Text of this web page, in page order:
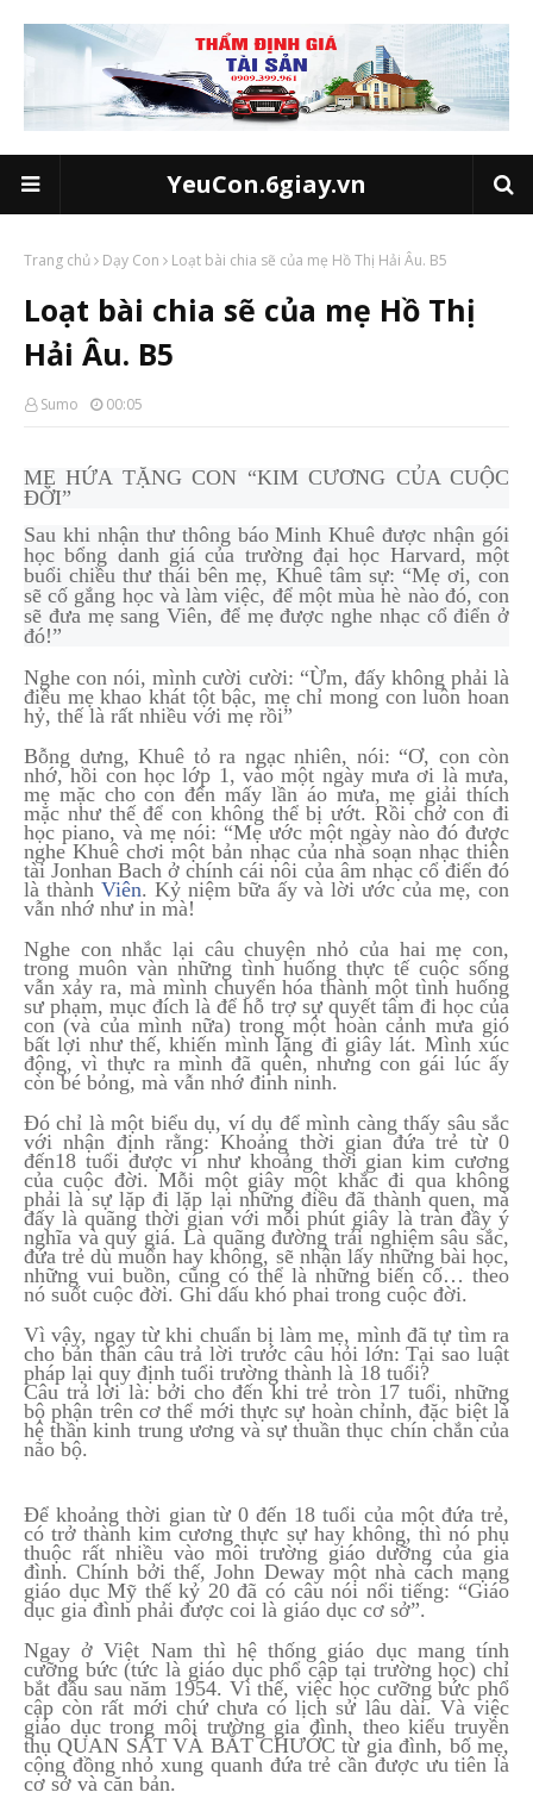
YeuCon.6giay.vn
Trang chủ Dạy Con Loạt bài chia sẽ của mẹ Hồ Thị Hải Âu. B5
Loạt bài chia sẽ của mẹ Hồ Thị
Hải Âu. B5
Sumo 00:05
MẸ HỨA TẶNG CON “KIM CƯƠNG CỦA CUỘC
ĐỜI”
Sau khi nhận thư thông báo Minh Khuê được nhận gói
học bổng danh giá của trường đại học Harvard, một
buổi chiều thư thái bên mẹ, Khuê tâm sự: “Mẹ ơi, con
sẽ cố gắng học và làm việc, để một mùa hè nào đó, con
sẽ đưa mẹ sang Viên, để mẹ được nghe nhạc cổ điển ở
đó!”
Nghe con nói, mình cười cười: “Ừm, đấy không phải là
điều mẹ khao khát tột bậc, mẹ chỉ mong con luôn hoan
hỷ, thế là rất nhiều với mẹ rồi”
Bỗng dưng, Khuê tỏ ra ngạc nhiên, nói: “Ơ, con còn
nhớ, hồi con học lớp 1, vào một ngày mưa ơi là mưa,
mẹ mặc cho con đến mấy lần áo mưa, mẹ giải thích
mặc như thế để con không thể bị ướt. Rồi chở con đi
học piano, và mẹ nói: “Mẹ ước một ngày nào đó được
nghe Khuê chơi một bản nhạc của nhà soạn nhạc thiên
tài Jonhan Bach ở chính cái nôi của âm nhạc cổ điển đó
là thành Viên. Kỷ niệm bữa ấy và lời ước của mẹ, con
vẫn nhớ như in mà!
Nghe con nhắc lại câu chuyện nhỏ của hai mẹ con,
trong muôn vàn những tình huống thực tế cuộc sống
vẫn xảy ra, mà mình chuyển hóa thành một tình huống
sư phạm, mục đích là để hỗ trợ sự quyết tâm đi học của
con (và của mình nữa) trong một hoàn cảnh mưa gió
bất lợi như thế, khiến mình lặng đi giây lát. Mình xúc
động, vì thực ra mình đã quên, nhưng con gái lúc ấy
còn bé bỏng, mà vẫn nhớ đinh ninh.
Đó chỉ là một biểu dụ, ví dụ để mình càng thấy sâu sắc
với nhận định rằng: Khoảng thời gian đứa trẻ từ 0
đến18 tuổi được ví như khoảng thời gian kim cương
của cuộc đời. Mỗi một giây một khắc đi qua không
phải là sự lặp đi lặp lại những điều đã thành quen, mà
đấy là quãng thời gian với mỗi phút giây là tràn đầy ý
nghĩa và quý giá. Là quãng đường trải nghiệm sâu sắc,
đứa trẻ dù muốn hay không, sẽ nhận lấy những bài học,
những vui buồn, cũng có thể là những biến cố… theo
nó suốt cuộc đời. Ghi dấu khó phai trong cuộc đời.
Vì vậy, ngay từ khi chuẩn bị làm mẹ, mình đã tự tìm ra
cho bản thân câu trả lời trước câu hỏi lớn: Tại sao luật
pháp lại quy định tuổi trường thành là 18 tuổi?
Câu trả lời là: bởi cho đến khi trẻ tròn 17 tuổi, những
bộ phận trên cơ thể mới thực sự hoàn chỉnh, đặc biệt là
hệ thần kinh trung ương và sự thuần thục chín chắn của
não bộ.
Để khoảng thời gian từ 0 đến 18 tuổi của một đứa trẻ,
có trở thành kim cương thực sự hay không, thì nó phụ
thuộc rất nhiều vào môi trường giáo dưỡng của gia
đình. Chính bởi thế, John Deway một nhà cách mạng
giáo dục Mỹ thế kỷ 20 đã có câu nói nổi tiếng: “Giáo
dục gia đình phải được coi là giáo dục cơ sở”.
Ngay ở Việt Nam thì hệ thống giáo dục mang tính
cưỡng bức (tức là giáo dục phổ cập tại trường học) chỉ
bắt đầu sau năm 1954. Vì thế, việc học cưỡng bức phổ
cập còn rất mới chứ chưa có lịch sử lâu dài. Và việc
giáo dục trong môi trường gia đình, theo kiểu truyền
thụ QUAN SÁT VÀ BẮT CHƯỚC từ gia đình, bố mẹ,
cộng đồng nhỏ xung quanh đứa trẻ cần được ưu tiên là
cơ sở và căn bản.